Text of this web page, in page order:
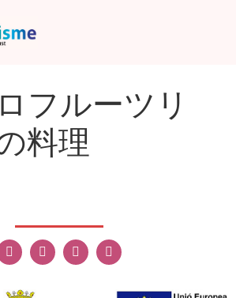
フルーツリ
料理